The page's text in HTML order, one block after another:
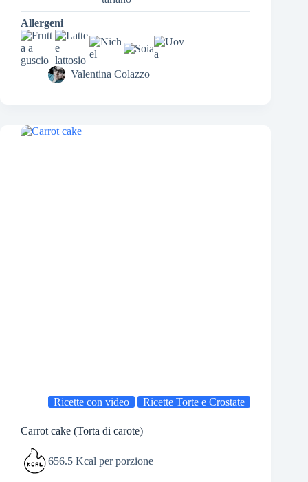
Allergeni
Valentina Colazzo
Ricette con video Ricette Torte e Crostate
Carrot cake (Torta di carote)
656.5 Kcal per porzione